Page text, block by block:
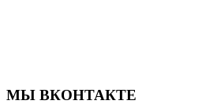
МЫ ВКОНТАКТЕ